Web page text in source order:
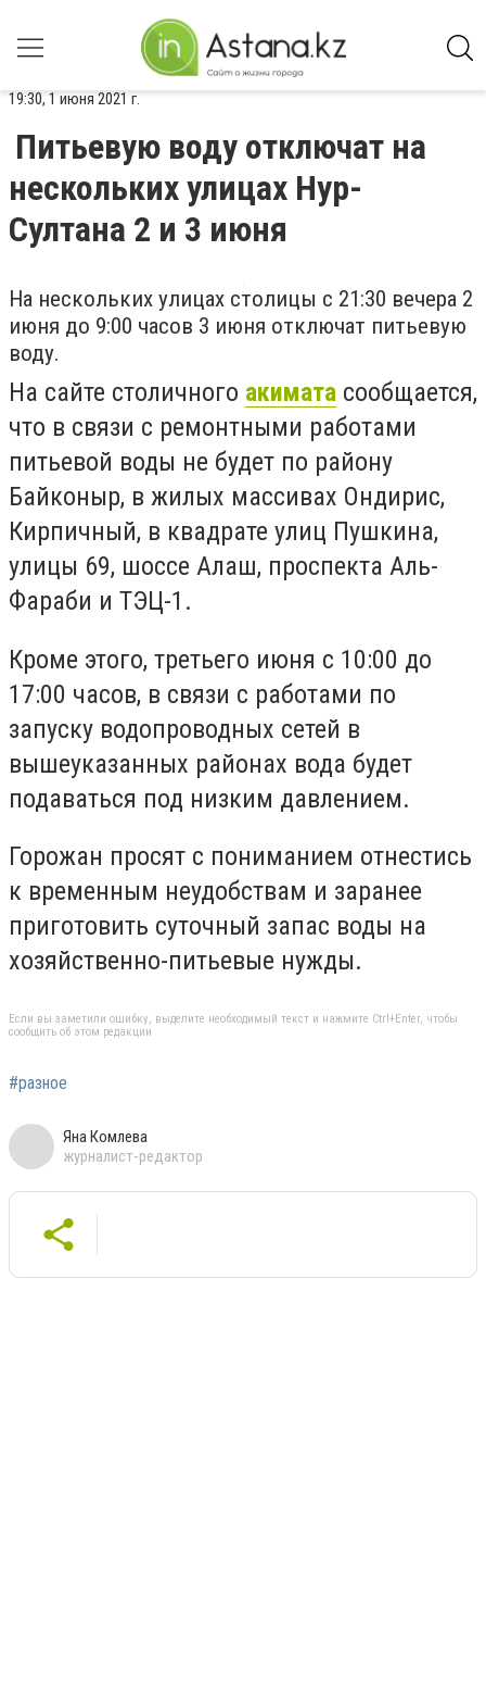
19:30, 1 июня 2021 г.
Питьевую воду отключат на
нескольких улицах Нур-
Султана 2 и 3 июня
На нескольких улицах столицы с 21:30 вечера 2
июня до 9:00 часов 3 июня отключат питьевую
воду.
На сайте столичного акимата сообщается,
что в связи с ремонтными работами
питьевой воды не будет по району
Байконыр, в жилых массивах Ондирис,
Кирпичный, в квадрате улиц Пушкина,
улицы 69, шоссе Алаш, проспекта Аль-
Фараби и ТЭЦ-1.
Кроме этого, третьего июня с 10:00 до
17:00 часов, в связи с работами по
запуску водопроводных сетей в
вышеуказанных районах вода будет
подаваться под низким давлением.
Горожан просят с пониманием отнестись
к временным неудобствам и заранее
приготовить суточный запас воды на
хозяйственно-питьевые нужды.
Если вы заметили ошибку, выделите необходимый текст и нажмите Ctrl+Enter, чтобы
сообщить об этом редакции
#разное
Яна Комлева
журналист-редактор